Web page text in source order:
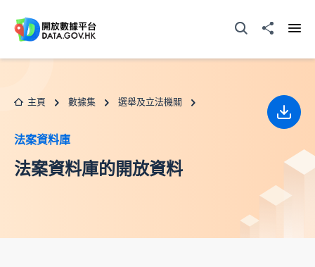
打開搜尋器分享至
主頁 數據集 選舉及立法機關
法案資料庫
法案資料庫的開放資料
下載